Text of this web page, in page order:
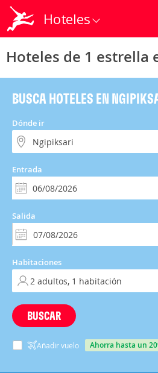
Hoteles
Hoteles de 1 estrella
BUSCA HOTELES EN
Dónde ir
Entrada
Salida
Habitaciones
BUSCAR
Añadir vuelo ahorra hasta un